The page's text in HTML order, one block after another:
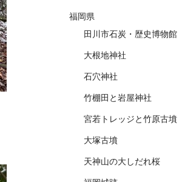
福岡県
田川市石炭・歴史博物館
大根地神社
石穴神社
竹棚田と岩屋神社
宮若トレッジと竹原古墳
大塚古墳
天神山の大しだれ桜